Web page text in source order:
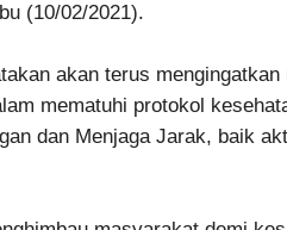
(10/02/2021).
akan terus
mematuhi protokol
dan Menjaga Jarak, baik